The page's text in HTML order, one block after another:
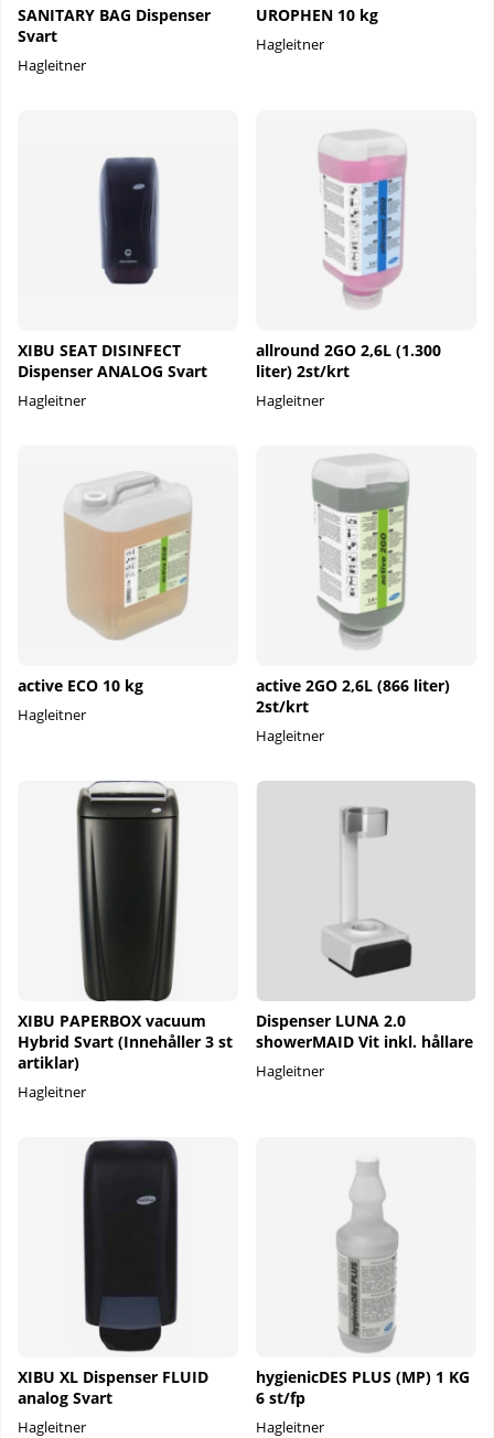
SANITARY BAG Dispenser
Svart
Hagleitner
UROPHEN 10 kg
Hagleitner
XIBU SEAT DISINFECT
Dispenser ANALOG Svart
Hagleitner
allround 2GO 2,6L (1.300
liter) 2st/krt
Hagleitner
active ECO 10 kg
Hagleitner
active 2GO 2,6L (866 liter)
2st/krt
Hagleitner
XIBU PAPERBOX vacuum
Hybrid Svart (Innehåller 3 st
artiklar)
Hagleitner
Dispenser LUNA 2.0
showerMAID Vit inkl. hållare
Hagleitner
XIBU XL Dispenser FLUID
analog Svart
Hagleitner
hygienicDES PLUS (MP) 1 KG
6 st/fp
Hagleitner